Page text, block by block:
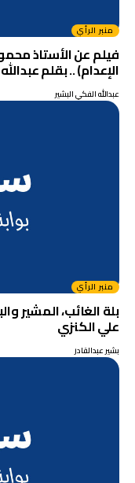
منبر الرأي
فيلم عن الأستاذ
الإعدام) .. بقلم
عبدالله الفكي البشير
منبر الرأي
علي الكنزي
بشير عبدالقادر